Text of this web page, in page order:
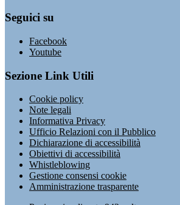
Seguici su
Facebook
Youtube
Sezione Link Utili
Cookie policy
Note legali
Informativa Privacy
Ufficio Relazioni con il Pubblico
Dichiarazione di accessibilità
Obiettivi di accessibilità
Whistleblowing
Gestione consensi cookie
Amministrazione trasparente